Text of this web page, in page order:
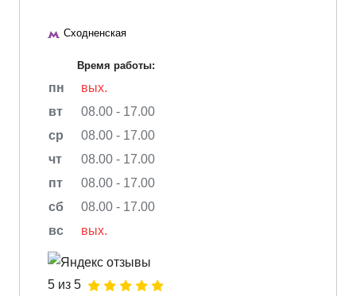
Сходненская
Время работы:
пн
вых.
вт
08.00 - 17.00
ср
08.00 - 17.00
чт
08.00 - 17.00
пт
08.00 - 17.00
сб
08.00 - 17.00
вс
вых.
5 из 5